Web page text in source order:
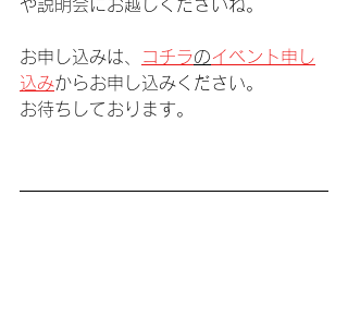
や説明会にお越しくださいね。
お申し込みは、 コチラのイベント申し
込みからお申し込みください。
お待ちしております。